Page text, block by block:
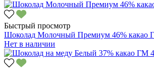
Быстрый просмотр
Шоколад Молочный Премиум 46% какао
Нет в наличии